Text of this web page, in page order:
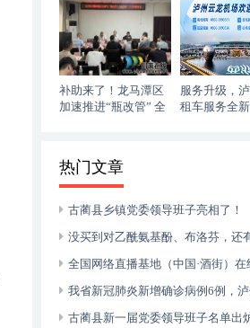
今日登陆全国
补助来了！龙马潭区
加速推进“瓶改管” 全
服务升级，
租车服务全新
热门文章
古蔺县乡镇党委领导班子亮相了！
没买到对乙酰氨基酚、布洛芬，还
可以临时替代
全国网络直播基地（中国·酒街）在
动运行
我省新冠肺炎新增确诊病例6例，
古蔺县新一届党委领导班子名单出